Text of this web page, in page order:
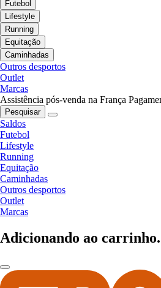
Futebol
Lifestyle
Running
Equitação
Caminhadas
Outros desportos
Outlet
Marcas
Assistência pós-venda na França
Pesquisar
Saldos
Futebol
Lifestyle
Running
Equitação
Caminhadas
Outros desportos
Outlet
Marcas
Adicionando ao